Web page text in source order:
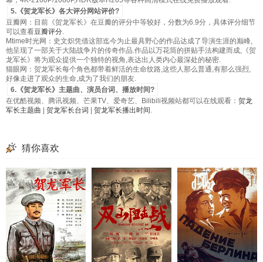
5.《贺龙军长》各大评分网站评价?
豆瓣网：目前《贺龙军长》在豆瓣的评分中等较好，分数为6.9分，具体评分细节
可以查看豆瓣评分.
Mtime时光网：史文炽凭借这部迄今为止最具野心的作品达成了导演生涯的巅峰,
他呈现了一部关于大陆战争片的传奇作品.作品以万花筒的拼贴手法构建而成,《贺
龙军长》将为观众提供一个独特的视角,表达出人类内心最深处的秘密.
猫眼网：贺龙军长每个角色都带着鲜活的生命纹路,这些人那么普通,有那么强烈,
好像走进了观众的生命,成为了我们的朋友.
6.《贺龙军长》主题曲、演员台词、播放时间?
在优酷视频、腾讯视频、芒果TV、爱奇艺、Bilibili视频站都可以在线观看： 贺龙
军长主题曲
贺龙军长台词 贺龙军长播出时间 .
猜你喜欢